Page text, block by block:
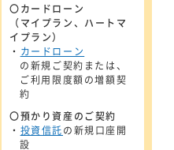
〇カードローン
（マイプラン、ハートマ
イプラン）
・ カードローン
の新規ご契約または、
ご利用限度額の増額契
約
〇預かり資産のご契約
・ 投資信託の新規口座開
設